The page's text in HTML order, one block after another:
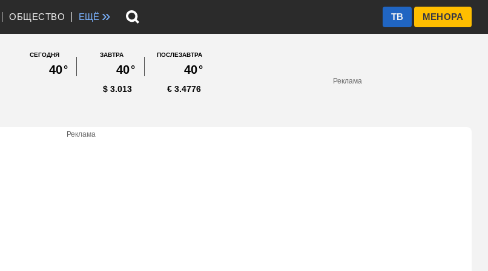
ОБЩЕСТВО ЕЩЁ » МЕНОРА
ТВ
СЕГОДНЯ
40°
ЗАВТРА
40°
ПОСЛЕЗАВТРА
40°
3.013
$ 3.4776
€
Реклама
Реклама